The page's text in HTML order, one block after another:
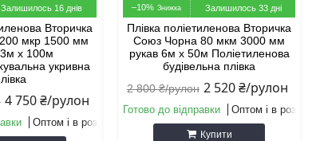
Залишилось 16 днів
Вторичка
мкр 1500 мм
3м х 100м
укривна
4 750 ₴/рулон
Оптом і в роздріб
–10% Залишилось 33 дні
Плівка поліетиленова Вторичка
Союз Чорна 80 мкм 3000 мм
рукав 6м х 50м Поліетиленова
будівельна плівка
2 800 ₴/рулон 2 520 ₴/рулон
Готово до відправки Оптом і в роздріб
Купити